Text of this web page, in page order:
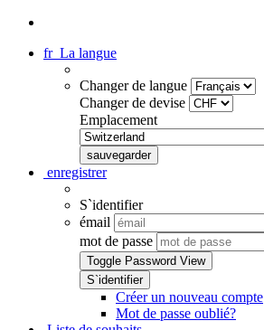
fr La langue
Changer de langue
Changer de devise
Emplacement
enregistrer
S`identifier
émail
mot de passe
Toggle Password View
Créer un nouveau compte
Mot de passe oublié?